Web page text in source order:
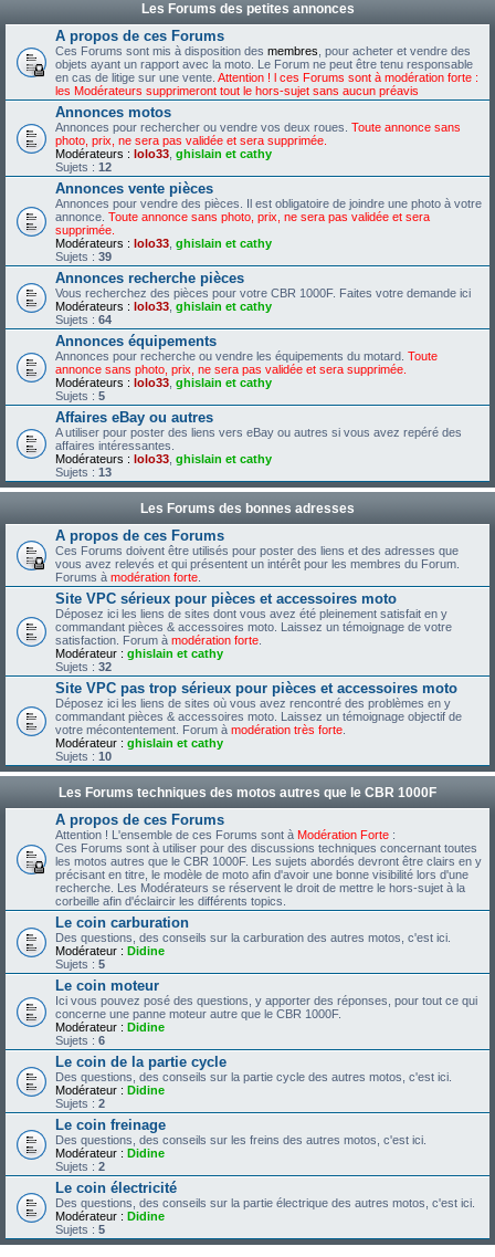
Les Forums des petites annonces
A propos de ces Forums
Ces Forums sont mis à disposition des membres , pour acheter et vendre des
objets ayant un rapport avec la moto. Le Forum ne peut être tenu responsable
en cas de litige sur une vente. Attention ! l ces Forums sont à modération forte :
les Modérateurs supprimeront tout le hors-sujet sans aucun préavis
Annonces motos
Annonces pour rechercher ou vendre vos deux roues. Toute annonce sans
photo, prix, ne sera pas validée et sera supprimée.
Modérateurs : lolo33 ghislain et cathy
Sujets : 12
Annonces vente pièces
Annonces pour vendre des pièces. Il est obligatoire de joindre une photo à votre
annonce. Toute annonce sans photo, prix, ne sera pas validée et sera
supprimée.
Modérateurs : lolo33 ghislain et cathy
Sujets : 39
Annonces recherche pièces
Vous recherchez des pièces pour votre CBR 1000F. Faites votre demande ici
Modérateurs : lolo33 ghislain et cathy
Sujets : 64
Annonces équipements
Annonces pour recherche ou vendre les équipements du motard. Toute
annonce sans photo, prix, ne sera pas validée et sera supprimée.
Modérateurs : lolo33 ghislain et cathy
Sujets : 5
Affaires eBay ou autres
A utiliser pour poster des liens vers eBay ou autres si vous avez repéré des
affaires intéressantes.
Modérateurs : lolo33 ghislain et cathy
Sujets : 13
Les Forums des bonnes adresses
A propos de ces Forums
Ces Forums doivent être utilisés pour poster des liens et des adresses que
vous avez relevés et qui présentent un intérêt pour les membres du Forum.
Forums à modération forte
Site VPC sérieux pour pièces et accessoires moto
Déposez ici les liens de sites dont vous avez été pleinement satisfait en y
commandant pièces & accessoires moto. Laissez un témoignage de votre
satisfaction. Forum à modération forte
Modérateur : ghislain et cathy
Sujets : 32
Site VPC pas trop sérieux pour pièces et accessoires moto
Déposez ici les liens de sites où vous avez rencontré des problèmes en y
commandant pièces & accessoires moto. Laissez un témoignage objectif de
votre mécontentement. Forum à modération très forte
Modérateur : ghislain et cathy
Sujets : 10
Les Forums techniques des motos autres que le CBR 1000F
A propos de ces Forums
Attention ! L'ensemble de ces Forums sont à Modération Forte :
Ces Forums sont à utiliser pour des discussions techniques concernant toutes
les motos autres que le CBR 1000F. Les sujets abordés devront être clairs en y
précisant en titre, le modèle de moto afin d'avoir une bonne visibilité lors d'une
recherche. Les Modérateurs se réservent le droit de mettre le hors-sujet à la
corbeille afin d'éclaircir les différents topics.
Le coin carburation
Des questions, des conseils sur la carburation des autres motos, c'est ici.
Modérateur : Didine
Sujets : 5
Le coin moteur
Ici vous pouvez posé des questions, y apporter des réponses, pour tout ce qui
concerne une panne moteur autre que le CBR 1000F.
Modérateur : Didine
Sujets : 6
Le coin de la partie cycle
Des questions, des conseils sur la partie cycle des autres motos, c'est ici.
Modérateur : Didine
Sujets : 2
Le coin freinage
Des questions, des conseils sur les freins des autres motos, c'est ici.
Modérateur : Didine
Sujets : 2
Le coin électricité
Des questions, des conseils sur la partie électrique des autres motos, c'est ici.
Modérateur : Didine
Sujets : 5